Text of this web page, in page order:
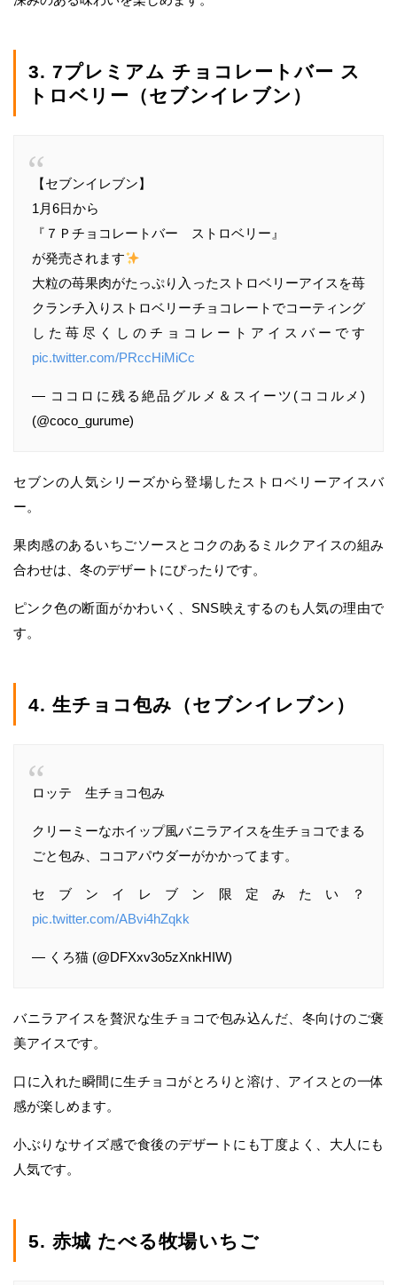
3. 7プレミアム チョコレートバー ス
トロベリー（セブンイレブン）
【セブンイレブン】
1月6日から
『７Ｐチョコレートバー ストロベリー』
が発売されます
大粒の苺果肉がたっぷり入ったストロベリーアイスを苺
クランチ入りストロベリーチョコレートでコーティング
した苺尽くしのチョコレートアイスバーです
pic.twitter.com/PRccHiMiCc
— ココロに残る絶品グルメ＆スイーツ(ココルメ)
(@coco_gurume)
セブンの人気シリーズから登場したストロベリーアイスバ
ー。
果肉感のあるいちごソースとコクのあるミルクアイスの組み
合わせは、冬のデザートにぴったりです。
ピンク色の断面がかわいく、SNS映えするのも人気の理由で
す。
4. 生チョコ包み（セブンイレブン）
ロッテ 生チョコ包み
クリーミーなホイップ風バニラアイスを生チョコでまる
ごと包み、ココアパウダーがかかってます。
セブンイレブン限定みたい？
pic.twitter.com/ABvi4hZqkk
— くろ猫 (@DFXxv3o5zXnkHIW)
バニラアイスを贅沢な生チョコで包み込んだ、冬向けのご褒
美アイスです。
口に入れた瞬間に生チョコがとろりと溶け、アイスとの一体
感が楽しめます。
小ぶりなサイズ感で食後のデザートにも丁度よく、大人にも
人気です。
5. 赤城 たべる牧場いちご